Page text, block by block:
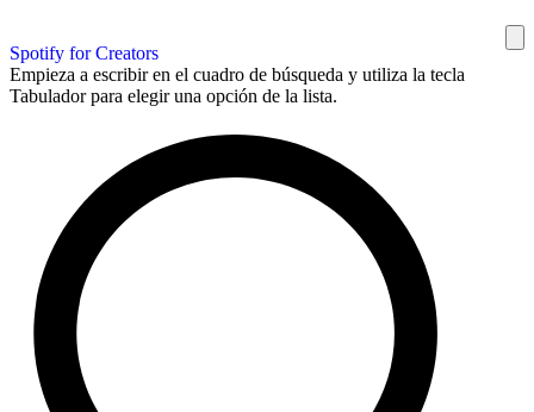
Spotify for Creators
Empieza a escribir en el cuadro de búsqueda y utiliza la tecla
Tabulador para elegir una opción de la lista.